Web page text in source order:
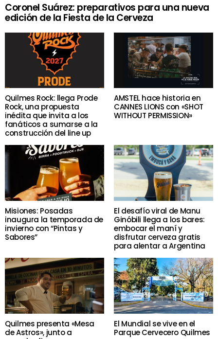
Coronel Suárez: preparativos para una nueva
edición de la Fiesta de la Cerveza
Quilmes Rock: llega Prode
Rock, una propuesta
inédita que invita a los
fanáticos a sumarse a la
construcción del line up
AMSTEL hace historia en
CANNES LIONS con «SHOT
WITHOUT PERMISSION»
Misiones: Posadas
inaugura la temporada de
invierno con “Pintas y
Sabores”
El desafío viral de Manu
Ginóbili llega a los bares:
embocar el maní y
disfrutar cerveza gratis
para alentar a Argentina
Quilmes presenta «Mesa
de Astros», junto a
El Mundial se vive en el
Parque Cervecero Quilmes